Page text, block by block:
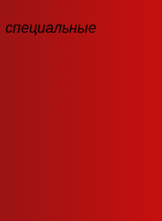
специальные